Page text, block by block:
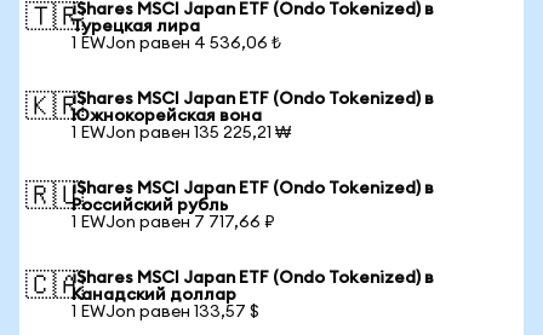
🇹🇷iShares MSCI Japan ETF (Ondo Tokenized) в
Турецкая лира
1 EWJon равен 4 536,06 ₺
🇰🇷iShares MSCI Japan ETF (Ondo Tokenized) в
Южнокорейская вона
1 EWJon равен 135 225,21 ₩
🇷🇺iShares MSCI Japan ETF (Ondo Tokenized) в
Российский рубль
1 EWJon равен 7 717,66 ₽
🇨🇦iShares MSCI Japan ETF (Ondo Tokenized) в
Канадский доллар
1 EWJon равен 133,57 $